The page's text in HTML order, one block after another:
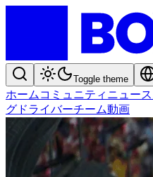
Toggle theme
ホーム コミュニティ ニュース
グ ドライバーチーム動画